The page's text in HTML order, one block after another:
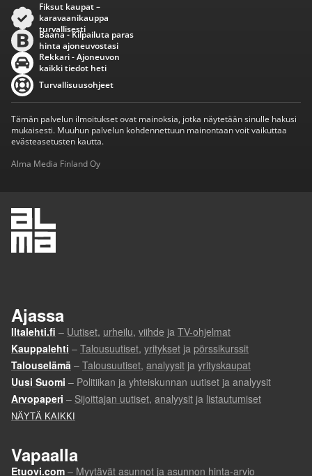
Fiksut kaupat –
karavaanikauppa
turvallisesti
Baana - Kilpailuta paras
hinta ajoneuvostasi
Rekkari - Ajoneuvon
kaikki tiedot heti
Turvallisuusohjeet
Tämän palvelun ilmoitukset ovat mainoksia, jotka näytetään sinulle hakusi
mukaisesti. Muuhun palvelun kohdennettuun mainontaan voit vaikuttaa
evästeasetusten kautta.
Alma Media Finland Oy